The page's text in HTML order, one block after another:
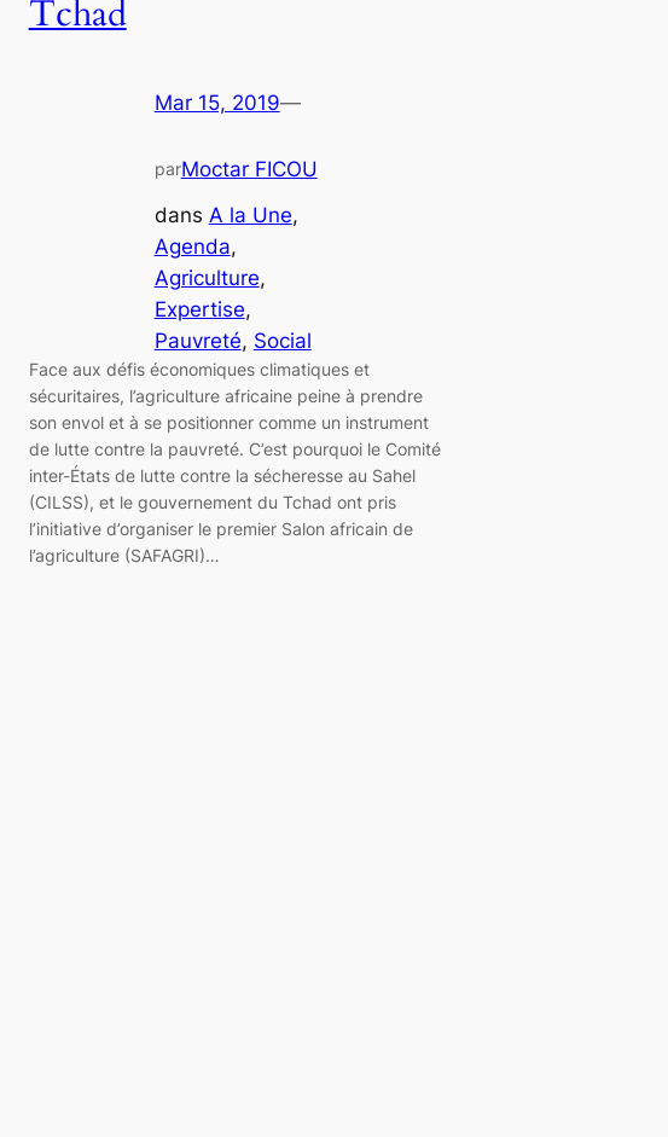
Tchad
Mar 15, 2019—
parMoctar FICOU
dans A la Une
Agenda
Agriculture
Expertise
Pauvreté, Social
Face aux défis économiques climatiques et
sécuritaires, l’agriculture africaine peine à prendre
son envol et à se positionner comme un instrument
de lutte contre la pauvreté. C’est pourquoi le Comité
inter-États de lutte contre la sécheresse au Sahel
(CILSS), et le gouvernement du Tchad ont pris
l’initiative d’organiser le premier Salon africain de
l’agriculture (SAFAGRI)…